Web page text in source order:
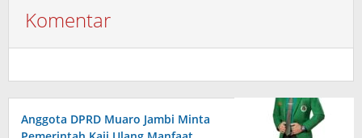
Komentar
Anggota DPRD Muaro Jambi Minta